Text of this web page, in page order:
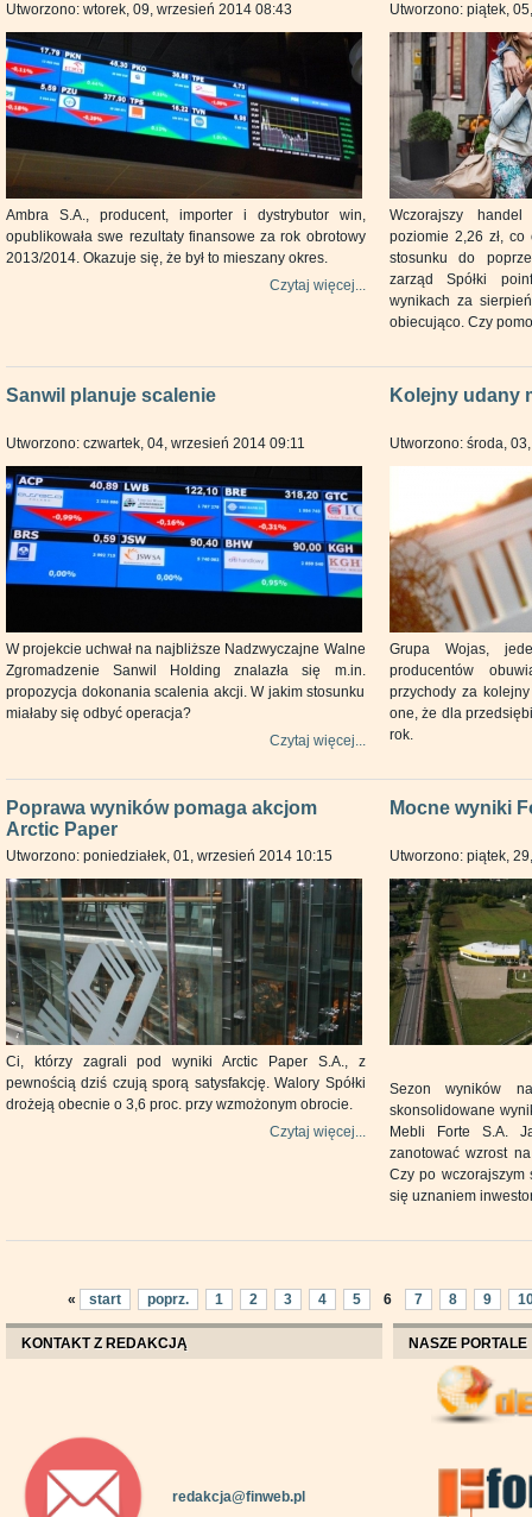
Utworzono: wtorek, 09, wrzesień 2014 08:43
Ambra S.A., producent, importer i dystrybutor win,
opublikowała swe rezultaty finansowe za rok obrotowy
2013/2014. Okazuje się, że był to mieszany okres.
Czytaj więcej...
Utworzono: piątek,
Wczorajszy
poziomie 2,26 zł,
stosunku do
zarząd Spółki
wynikach za
obiecująco. Czy
Sanwil planuje scalenie
Utworzono: czwartek, 04, wrzesień 2014 09:11
W projekcie uchwał na najbliższe Nadzwyczajne Walne
Zgromadzenie Sanwil Holding znalazła się m.in.
propozycja dokonania scalenia akcji. W jakim stosunku
miałaby się odbyć operacja?
Czytaj więcej...
Kolejny udany
Utworzono: środa,
Grupa Wojas,
producentów
przychody za
one, że dla
rok.
Poprawa wyników pomaga akcjom
Arctic Paper
Utworzono: poniedziałek, 01, wrzesień 2014 10:15
Ci, którzy zagrali pod wyniki Arctic Paper S.A., z
pewnością dziś czują sporą satysfakcję. Walory Spółki
drożeją obecnie o 3,6 proc. przy wzmożonym obrocie.
Czytaj więcej...
Mocne wyniki
Utworzono: piątek,
Sezon wyników
skonsolidowane
Mebli Forte S.A.
zanotować wzrost
Czy po wczorajszym
się uznaniem
« start poprz. 1 2 3 4 5 6 7 8 9
KONTAKT Z REDAKCJĄ
redakcja@finweb.pl
NASZE PORTALE